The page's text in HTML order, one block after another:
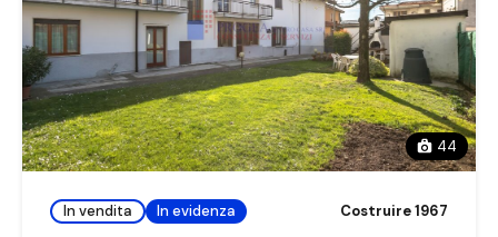
44
In vendita In evidenza Costruire 1967